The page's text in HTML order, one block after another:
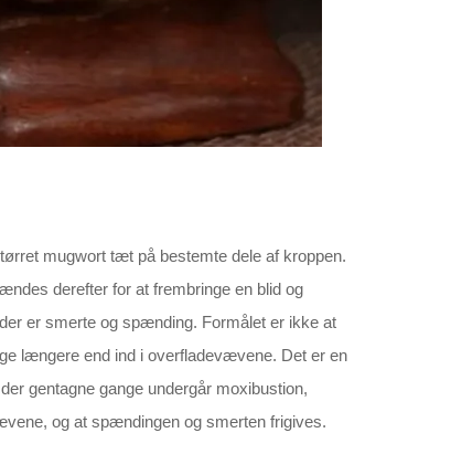
mugwort tæt på bestemte dele af kroppen.
derefter for at frembringe en blid og
er smerte og spænding. Formålet er ikke at
længere end ind i overfladevævene. Det er en
gentagne gange undergår moxibustion,
og at spændingen og smerten frigives.